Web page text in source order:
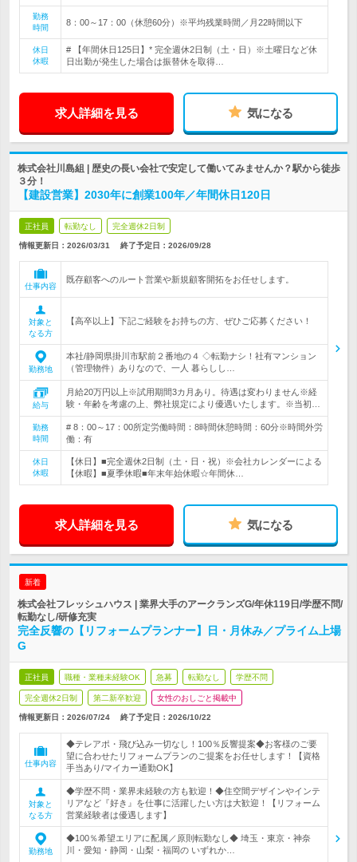
勤務
時間
8：00～17：00（休憩60分）※平均残業時間／月22時間以下
休日
休暇
# 【年間休日125日】* 完全週休2日制（土・日）※土曜日など休
日出勤が発生した場合は振替休を取得…
求人詳細を見る 気になる
株式会社川島組 | 歴史の長い会社で安定して働いてみませんか？駅から徒歩
３分！
【建設営業】2030年に創業100年／年間休日120日
正社員 転勤なし 完全週休2日制
情報更新日：2026/03/31 終了予定日： 2026/09/28
仕事内容
既存顧客へのルート営業や新規顧客開拓をお任せします。
対象と
なる方
【高卒以上】下記ご経験をお持ちの方、ぜひご応募ください！
勤務地
本社/静岡県掛川市駅前２番地の４ ◇転勤ナシ！社有マンション
（管理物件）ありなので、一人 暮らしし…
給与
月給20万円以上※試用期間3カ月あり。待遇は変わりません※経
験・年齢を考慮の上、弊社規定により優遇いたします。※当初…
勤務
時間
# 8：00～17：00所定労働時間：8時間休憩時間：60分※時間外労
働：有
休日
休暇
【休日】■完全週休2日制（土・日・祝）※会社カレンダーによる
【休暇】■夏季休暇■年末年始休暇☆年間休…
求人詳細を見る 気になる
新着
株式会社フレッシュハウス | 業界大手のアークランズG/年休119日/学歴不問/
転勤なし/研修充実
完全反響の【リフォームプランナー】日・月休み／プライム上場
G
正社員 職種・業種未経験OK 急募 転勤なし 学歴不問
完全週休2日制 第二新卒歓迎 女性のおしごと掲載中
情報更新日：2026/07/24 終了予定日： 2026/10/22
仕事内容
◆テレアポ・飛び込み一切なし！100％反響提案◆お客様のご要
望に合わせたリフォームプランのご提案をお任せします！【資格
手当あり/マイカー通勤OK】
対象と
なる方
◆学歴不問・業界未経験の方も歓迎！◆住空間デザインやインテ
リアなど『好き』を仕事に活躍したい方は大歓迎！【リフォーム
営業経験者は優遇します】
勤務地
◆100％希望エリアに配属／原則転勤なし◆ 埼玉・東京・神奈
川・愛知・静岡・山梨・福岡の いずれか…